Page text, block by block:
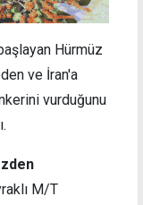
Hürmüz
ve İran'a
vurduğunu
M/T